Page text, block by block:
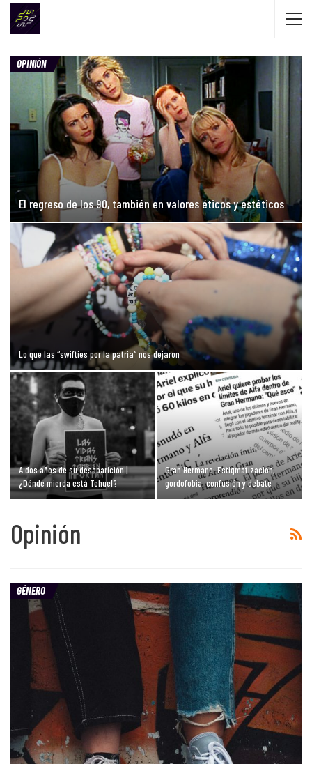
OPINIÓN
El regreso de los 90, también en valores éticos y estéticos
Lo que las “swifties por la patria“ nos dejaron
A dos años de su desaparición |
¿Dónde mierda está Tehuel?
Gran Hermano: Estigmatización,
gordofobia, confusión y debate
Opinión
GÉNERO